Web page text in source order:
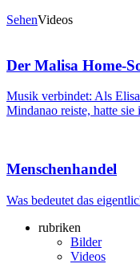
SehenVideos
Der Malisa Home-
Musik verbindet: Als
Mindanao reiste, hatte sie
Menschenhandel
Was bedeutet das
rubriken
Bilder
Videos